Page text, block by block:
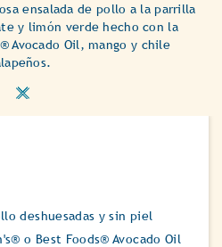
ensalada de pollo a la parrilla
y limón verde hecho con la
Avocado Oil, mango y chile
deshuesadas y sin piel
o Best Foods® Avocado Oil